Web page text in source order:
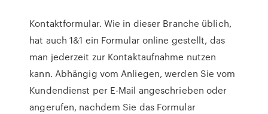
Kontaktformular. Wie in dieser Branche üblich,
hat auch 1&1 ein Formular online gestellt, das
man jederzeit zur Kontaktaufnahme nutzen
kann. Abhängig vom Anliegen, werden Sie vom
Kundendienst per E-Mail angeschrieben oder
angerufen, nachdem Sie das Formular